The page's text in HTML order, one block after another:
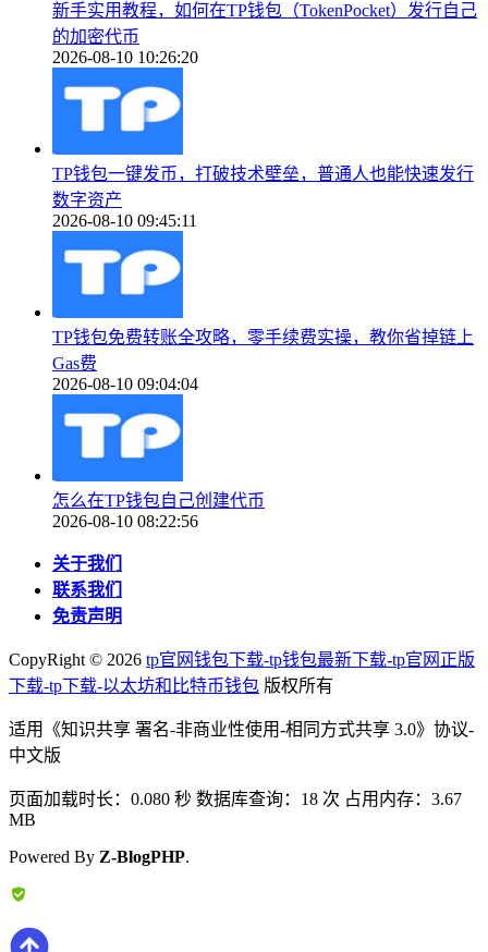
新手实用教程，如何在TP钱包（TokenPocket）发行自己
的加密代币
2026-08-10 10:26:20
TP钱包一键发币，打破技术壁垒，普通人也能快速发行
数字资产
2026-08-10 09:45:11
TP钱包免费转账全攻略，零手续费实操，教你省掉链上
Gas费
2026-08-10 09:04:04
怎么在TP钱包自己创建代币
2026-08-10 08:22:56
关于我们
联系我们
免责声明
CopyRight © 2026 tp官网钱包下载-tp钱包最新下载-tp官网正版
下载-tp下载-以太坊和比特币钱包 版权所有
适用《知识共享 署名-非商业性使用-相同方式共享 3.0》协议-
中文版
页面加载时长：0.080 秒 数据库查询：18 次 占用内存：3.67
MB
Powered By Z-BlogPHP.